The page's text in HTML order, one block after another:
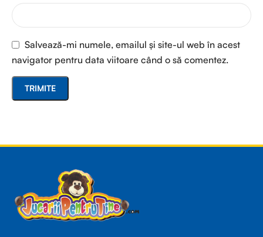
Salvează-mi numele, emailul și site-ul web în acest
navigator pentru data viitoare când o să comentez.